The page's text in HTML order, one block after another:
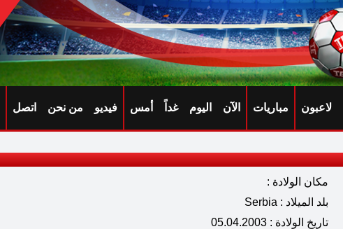
لاعبون مباريات الآن اليوم غداً أمس فيديو من نحن اتصل
مكان الولادة :
بلد الميلاد : Serbia
تاريخ الولادة : 05.04.2003